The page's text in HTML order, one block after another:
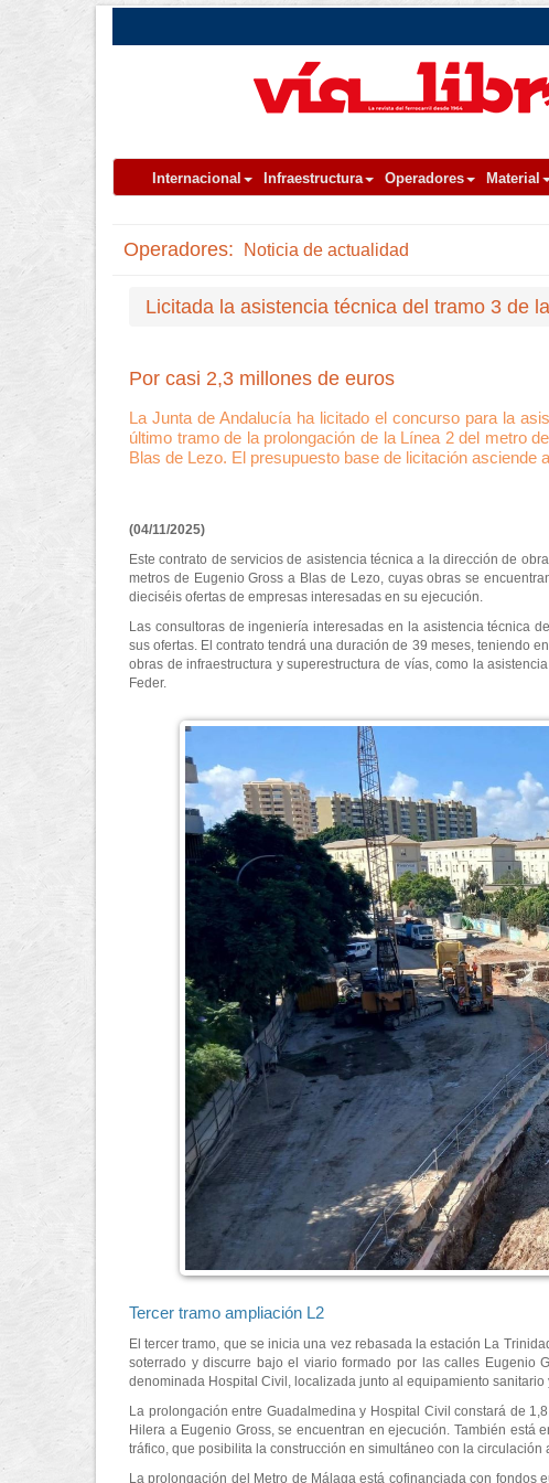
Internacional Infraestructura Operadores Material
Operadores: Noticia de actualidad
Licitada la asistencia técnica del tramo 3 de
Por casi 2,3 millones de euros
La Junta de Andalucía ha licitado el concurso para la
último tramo de la prolongación de la Línea 2 del metro
Blas de Lezo. El presupuesto base de licitación asciende
(04/11/2025)
Este contrato de servicios de asistencia técnica a la dirección de
metros de Eugenio Gross a Blas de Lezo, cuyas obras se
dieciséis ofertas de empresas interesadas en su ejecución.
Las consultoras de ingeniería interesadas en la asistencia técnica
sus ofertas. El contrato tendrá una duración de 39 meses, teniendo
obras de infraestructura y superestructura de vías, como la
Feder.
Tercer tramo ampliación L2
El tercer tramo, que se inicia una vez rebasada la estación La
soterrado y discurre bajo el viario formado por las calles Eugenio
denominada Hospital Civil, localizada junto al equipamiento
La prolongación entre Guadalmedina y Hospital Civil constará de
Hilera a Eugenio Gross, se encuentran en ejecución. También
tráfico, que posibilita la construcción en simultáneo con la circulación
La prolongación del Metro de Málaga está cofinanciada con fondos